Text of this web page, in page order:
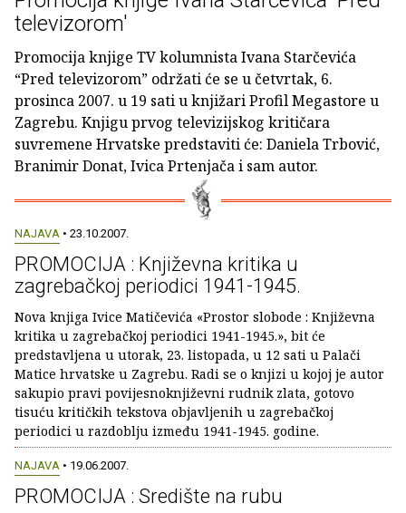
televizorom'
Promocija knjige TV kolumnista Ivana Starčevića
“Pred televizorom” održati će se u četvrtak, 6.
prosinca 2007. u 19 sati u knjižari Profil Megastore u
Zagrebu. Knjigu prvog televizijskog kritičara
suvremene Hrvatske predstaviti će: Daniela Trbović,
Branimir Donat, Ivica Prtenjača i sam autor.
NAJAVA • 23.10.2007.
PROMOCIJA : Književna kritika u
zagrebačkoj periodici 1941-1945.
Nova knjiga Ivice Matičevića «Prostor slobode : Književna
kritika u zagrebačkoj periodici 1941-1945.», bit će
predstavljena u utorak, 23. listopada, u 12 sati u Palači
Matice hrvatske u Zagrebu. Radi se o knjizi u kojoj je autor
sakupio pravi povijesnoknjiževni rudnik zlata, gotovo
tisuću kritičkih tekstova objavljenih u zagrebačkoj
periodici u razdoblju između 1941-1945. godine.
NAJAVA • 19.06.2007.
PROMOCIJA : Središte na rubu